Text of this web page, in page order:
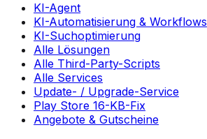
KI-Agent
KI-Automatisierung & Workflows
KI-Suchoptimierung
Alle Lösungen
Alle Third-Party-Scripts
Alle Services
Update- / Upgrade-Service
Play Store 16-KB-Fix
Angebote & Gutscheine